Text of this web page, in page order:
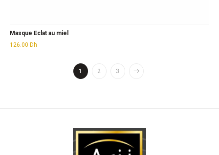
Masque Eclat au miel
126.00 Dh
1 2 3